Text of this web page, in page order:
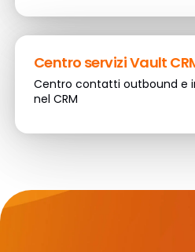
Centro servizi Vault
Centro contatti outbound e
nel CRM